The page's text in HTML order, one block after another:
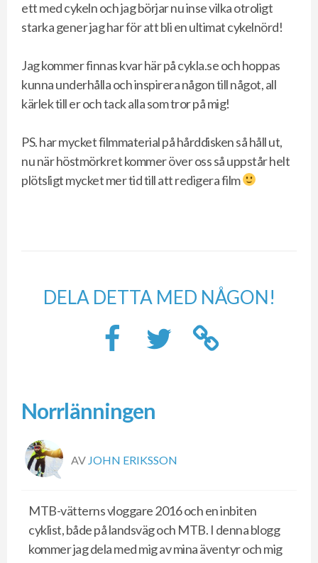
ett med cykeln och jag börjar nu inse vilka otroligt
starka gener jag har för att bli en ultimat cykelnörd!
Jag kommer finnas kvar här på cykla.se och hoppas
kunna underhålla och inspirera någon till något, all
kärlek till er och tack alla som tror på mig!
PS. har mycket filmmaterial på hårddisken så håll ut,
nu när höstmörkret kommer över oss så uppstår helt
plötsligt mycket mer tid till att redigera film
DELA DETTA MED NÅGON!
Norrlänningen
AV JOHN ERIKSSON
MTB-vätterns vloggare 2016 och en inbiten
cyklist, både på landsväg och MTB. I denna blogg
kommer jag dela med mig av mina äventyr och mig